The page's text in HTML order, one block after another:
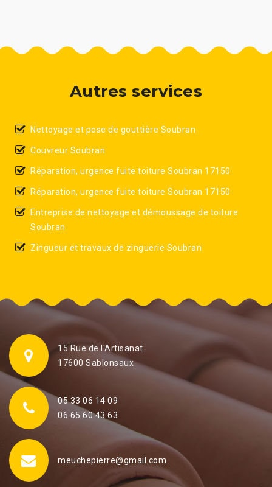
Autres services
Nettoyage et pose de gouttière Soubran
Couvreur Soubran
Réparation, urgence fuite toiture Soubran 17150
Réparation, urgence fuite toiture Soubran 17150
Entreprise de nettoyage et démoussage de toiture
Soubran
Zingueur et travaux de zinguerie Soubran
15 Rue de l'Artisanat
17600 Sablonsaux
05 33 06 14 09
06 65 60 43 63
meuchepierre@gmail.com